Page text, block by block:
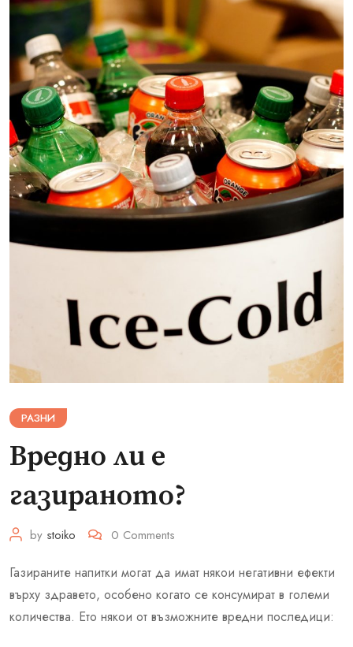
РАЗНИ
Вредно ли е
газираното?
by stoiko 0 Comments
Газираните напитки могат да имат някои негативни ефекти
върху здравето, особено когато се консумират в големи
количества. Ето някои от възможните вредни последици: